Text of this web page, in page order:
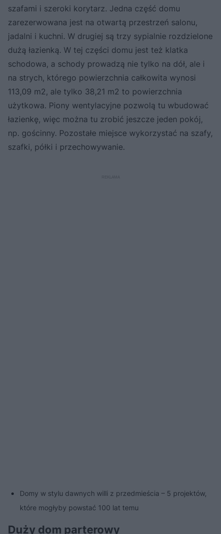
szafami i szeroki korytarz. Jedna część domu
zarezerwowana jest na otwartą przestrzeń salonu,
jadalni i kuchni. W drugiej są trzy sypialnie rozdzielone
dużą łazienką. W tej części domu jest też klatka
schodowa, a schody prowadzą nie tylko na dół, ale i
na strych, którego powierzchnia całkowita wynosi
113,09 m2, ale tylko 38,21 m2 to powierzchnia
użytkowa. Piony wentylacyjne pozwolą tu wbudować
łazienkę, więc można tu zrobić jeszcze jeden pokój,
np. gościnny. Pozostałe miejsce wykorzystać na szafy,
szafki, półki i przechowywanie.
Domy w stylu dawnych willi z przedmieścia – 5 projektów,
które mogłyby powstać 100 lat temu
Duży dom parterowy